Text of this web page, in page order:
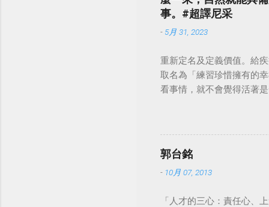
事。#超譯尼采
- 5月 31, 2023
重新定名及定義價值。給
取名為「練習珍惜擁有的
看事情，就不會覺得活著
郭台銘
- 10月 07, 2013
「人才的三心：責任心、